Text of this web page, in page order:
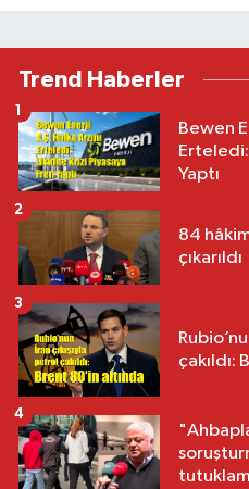
Trend Haberler
Bewen
Yaptı
1
84
çıkarıldı
2
çakıldı:
3
4